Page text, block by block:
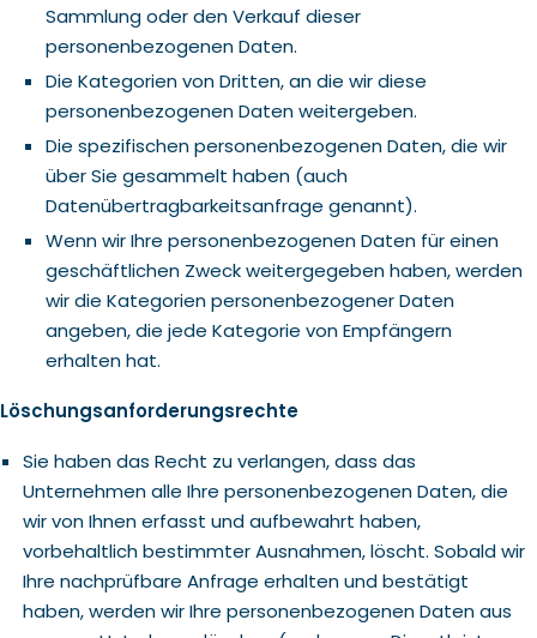
Sammlung oder den Verkauf dieser
personenbezogenen Daten.
Die Kategorien von Dritten, an die wir diese
personenbezogenen Daten weitergeben.
Die spezifischen personenbezogenen Daten, die wir
über Sie gesammelt haben (auch
Datenübertragbarkeitsanfrage genannt).
Wenn wir Ihre personenbezogenen Daten für einen
geschäftlichen Zweck weitergegeben haben, werden
wir die Kategorien personenbezogener Daten
angeben, die jede Kategorie von Empfängern
erhalten hat.
Löschungsanforderungsrechte
Sie haben das Recht zu verlangen, dass das
Unternehmen alle Ihre personenbezogenen Daten, die
wir von Ihnen erfasst und aufbewahrt haben,
vorbehaltlich bestimmter Ausnahmen, löscht. Sobald wir
Ihre nachprüfbare Anfrage erhalten und bestätigt
haben, werden wir Ihre personenbezogenen Daten aus